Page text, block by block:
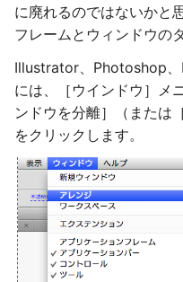
に廃れるのではないかと
フレームとウィンドウの
Illustrator、Photoshop、
には、［ウインドウ］メ
ンドウを分離］（または
をクリックします。